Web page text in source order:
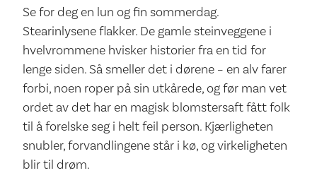
Se for deg en lun og fin sommerdag.
Stearinlysene flakker. De gamle steinveggene i
hvelvrommene hvisker historier fra en tid for
lenge siden. Så smeller det i dørene – en alv farer
forbi, noen roper på sin utkårede, og før man vet
ordet av det har en magisk blomstersaft fått folk
til å forelske seg i helt feil person. Kjærligheten
snubler, forvandlingene står i kø, og virkeligheten
blir til drøm.